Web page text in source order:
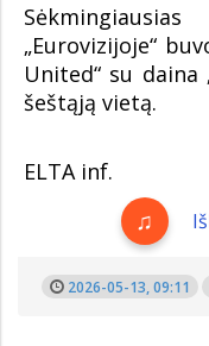
„Eurovizijoje“
United“ su daina
šeštąją vietą.
ELTA inf.
2026-05-13, 09:11